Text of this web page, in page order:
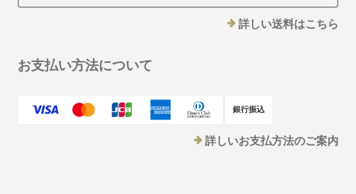
詳しい送料はこちら
お支払い方法について
銀行振込
詳しいお支払方法のご案内